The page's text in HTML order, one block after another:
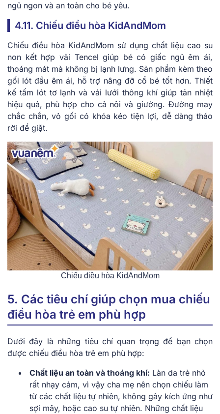
ngủ ngon và an toàn cho bé yêu.
4.11. Chiếu điều hòa KidAndMom
Chiếu điều hòa KidAndMom sử dụng chất liệu cao su
non kết hợp vải Tencel giúp bé có giấc ngủ êm ái,
thoáng mát mà không bị lạnh lưng. Sản phẩm kèm theo
gối lót đầu êm ái, hỗ trợ nâng đỡ cổ bé tốt hơn. Thiết
kế tấm lót tơ lạnh và vải lưới thông khí giúp tản nhiệt
hiệu quả, phù hợp cho cả nôi và giường. Đường may
chắc chắn, vỏ gối có khóa kéo tiện lợi, dễ dàng tháo
rời để giặt.
Chiếu điều hòa KidAndMom
5. Các tiêu chí giúp chọn mua chiếu
điều hòa trẻ em phù hợp
Dưới đây là những tiêu chí quan trọng để bạn chọn
được chiếu điều hòa trẻ em phù hợp:
Chất liệu an toàn và thoáng khí: Làn da trẻ nhỏ
rất nhạy cảm, vì vậy cha mẹ nên chọn chiếu làm
từ các chất liệu tự nhiên, không gây kích ứng như
sợi mây, hoặc cao su tự nhiên. Những chất liệu